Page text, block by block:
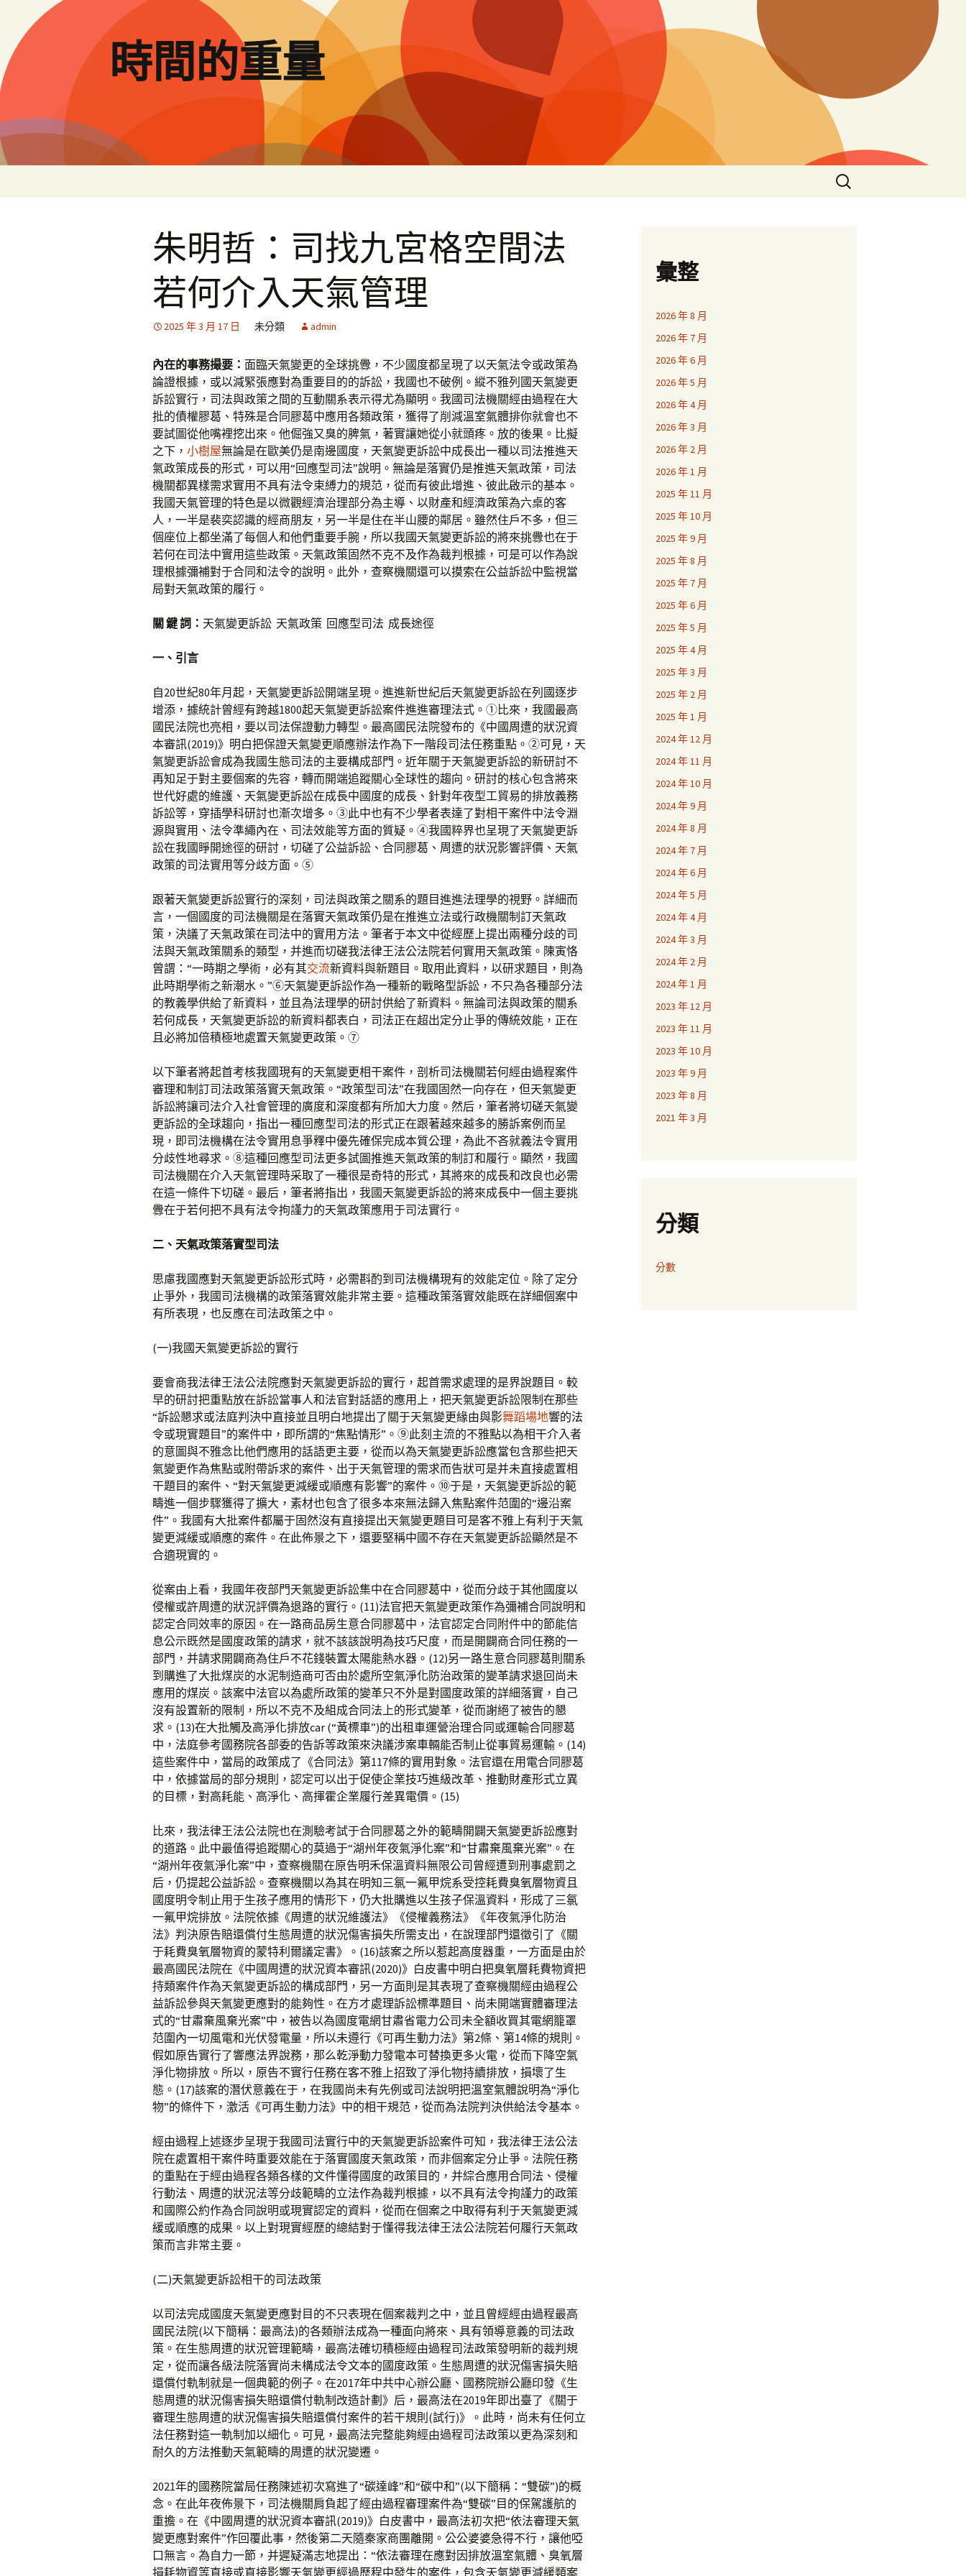
要
內
容
時間的重量
搜
尋
朱明哲：司找九宮格空間法
若何介入天氣管理
2025 年 3 月 17 日 未分類 admin
內在的事務撮要： 面臨天氣變更的全球挑釁，不少國度都呈現了以天氣法令或政策為
論證根據，或以減緊張應對為重要目的的訴訟，我國也不破例。縱不雅列國天氣變更
訴訟實行，司法與政策之間的互動關系表示得尤為顯明。我國司法機關經由過程在大
批的債權膠葛、特殊是合同膠葛中應用各類政策，獲得了削減溫室氣體排你就會也不
要試圖從他嘴裡挖出來。他倔強又臭的脾氣，著實讓她從小就頭疼。放的後果。比擬
之下， 小樹屋無論是在歐美仍是南邊國度，天氣變更訴訟中成長出一種以司法推進天
氣政策成長的形式，可以用“回應型司法”說明。無論是落實仍是推進天氣政策，司法
機關都異樣需求實用不具有法令束縛力的規范，從而有彼此增進、彼此啟示的基本。
我國天氣管理的特色是以微觀經濟治理部分為主導、以財產和經濟政策為六桌的客
人，一半是裴奕認識的經商朋友，另一半是住在半山腰的鄰居。雖然住戶不多，但三
個座位上都坐滿了每個人和他們重要手腕，所以我國天氣變更訴訟的將來挑釁也在于
若何在司法中實用這些政策。天氣政策固然不克不及作為裁判根據，可是可以作為說
理根據彌補對于合同和法令的說明。此外，查察機關還可以摸索在公益訴訟中監視當
局對天氣政策的履行。
關 鍵 詞： 天氣變更訴訟 天氣政策 回應型司法 成長途徑
一、引言
自20世紀80年月起，天氣變更訴訟開端呈現。進進新世紀后天氣變更訴訟在列國逐步
增添，據統計曾經有跨越1800起天氣變更訴訟案件進進審理法式。①比來，我國最高
國民法院也亮相，要以司法保證動力轉型。最高國民法院發布的《中國周遭的狀況資
本審訊(2019)》明白把保證天氣變更順應辦法作為下一階段司法任務重點。②可見，天
氣變更訴訟會成為我國生態司法的主要構成部門。近年關于天氣變更訴訟的新研討不
再知足于對主要個案的先容，轉而開端追蹤關心全球性的趨向。研討的核心包含將來
世代好處的維護、天氣變更訴訟在成長中國度的成長、針對年夜型工貿易的排放義務
訴訟等，穿插學科研討也漸次增多。③此中也有不少學者表達了對相干案件中法令淵
源與實用、法令準繩內在、司法效能等方面的質疑。④我國粹界也呈現了天氣變更訴
訟在我國睜開途徑的研討，切磋了公益訴訟、合同膠葛、周遭的狀況影響評價、天氣
政策的司法實用等分歧方面。⑤
跟著天氣變更訴訟實行的深刻，司法與政策之關系的題目進進法理學的視野。詳細而
言，一個國度的司法機關是在落實天氣政策仍是在推進立法或行政機關制訂天氣政
策，決議了天氣政策在司法中的實用方法。筆者于本文中從經歷上提出兩種分歧的司
法與天氣政策關系的類型，并進而切磋我法律王法公法院若何實用天氣政策。陳寅恪
曾謂：“一時期之學術，必有其交流新資料與新題目。取用此資料，以研求題目，則為
此時期學術之新潮水。”⑥天氣變更訴訟作為一種新的戰略型訴訟，不只為各種部分法
的教義學供給了新資料，並且為法理學的研討供給了新資料。無論司法與政策的關系
若何成長，天氣變更訴訟的新資料都表白，司法正在超出定分止爭的傳統效能，正在
且必將加倍積極地處置天氣變更政策。⑦
以下筆者將起首考核我國現有的天氣變更相干案件，剖析司法機關若何經由過程案件
審理和制訂司法政策落實天氣政策。“政策型司法”在我國固然一向存在，但天氣變更
訴訟將讓司法介入社會管理的廣度和深度都有所加大力度。然后，筆者將切磋天氣變
更訴訟的全球趨向，指出一種回應型司法的形式正在跟著越來越多的勝訴案例而呈
現，即司法機構在法令實用息爭釋中優先確保完成本質公理，為此不吝就義法令實用
分歧性地尋求。⑧這種回應型司法更多試圖推進天氣政策的制訂和履行。顯然，我國
司法機關在介入天氣管理時采取了一種很是奇特的形式，其將來的成長和改良也必需
在這一條件下切磋。最后，筆者將指出，我國天氣變更訴訟的將來成長中一個主要挑
釁在于若何把不具有法令拘謹力的天氣政策應用于司法實行。
二、天氣政策落實型司法
思慮我國應對天氣變更訴訟形式時，必需斟酌到司法機構現有的效能定位。除了定分
止爭外，我國司法機構的政策落實效能非常主要。這種政策落實效能既在詳細個案中
有所表現，也反應在司法政策之中。
(一)我國天氣變更訴訟的實行
要會商我法律王法公法院應對天氣變更訴訟的實行，起首需求處理的是界說題目。較
早的研討把重點放在訴訟當事人和法官對話語的應用上，把天氣變更訴訟限制在那些
“訴訟懇求或法庭判決中直接並且明白地提出了關于天氣變更緣由與影舞蹈場地響的法
令或現實題目”的案件中，即所謂的“焦點情形”。⑨此刻主流的不雅點以為相干介入者
的意圖與不雅念比他們應用的話語更主要，從而以為天氣變更訴訟應當包含那些把天
氣變更作為焦點或附帶訴求的案件、出于天氣管理的需求而告狀可是并未直接處置相
干題目的案件、“對天氣變更減緩或順應有影響”的案件。⑩于是，天氣變更訴訟的範
疇進一個步驟獲得了擴大，素材也包含了很多本來無法歸入焦點案件范圍的“邊沿案
件”。我國有大批案件都屬于固然沒有直接提出天氣變更題目可是客不雅上有利于天氣
變更減緩或順應的案件。在此佈景之下，還要堅稱中國不存在天氣變更訴訟顯然是不
合適現實的。
從案由上看，我國年夜部門天氣變更訴訟集中在合同膠葛中，從而分歧于其他國度以
侵權或許周遭的狀況評價為退路的實行。(11)法官把天氣變更政策作為彌補合同說明和
認定合同效率的原因。在一路商品房生意合同膠葛中，法官認定合同附件中的節能信
息公示既然是國度政策的請求，就不該該說明為技巧尺度，而是開闢商合同任務的一
部門，并請求開闢商為住戶不花錢裝置太陽能熱水器。(12)另一路生意合同膠葛則關系
到購進了大批煤炭的水泥制造商可否由於處所空氣淨化防治政策的變革請求退回尚未
應用的煤炭。該案中法官以為處所政策的變革只不外是對國度政策的詳細落實，自己
沒有設置新的限制，所以不克不及組成合同法上的形式變革，從而謝絕了被告的懇
求。(13)在大批觸及高淨化排放car (“黃標車”)的出租車運營治理合同或運輸合同膠葛
中，法庭參考國務院各部委的告訴等政策來決議涉案車輛能否制止從事貿易運輸。(14)
這些案件中，當局的政策成了《合同法》第117條的實用對象。法官還在用電合同膠葛
中，依據當局的部分規則，認定可以出于促使企業技巧進級改革、推動財產形式立異
的目標，對高耗能、高淨化、高揮霍企業履行差異電價。(15)
比來，我法律王法公法院也在測驗考試于合同膠葛之外的範疇開闢天氣變更訴訟應對
的道路。此中最值得追蹤關心的莫過于“湖州年夜氣淨化案”和“甘肅棄風棄光案”。在
“湖州年夜氣淨化案”中，查察機關在原告明禾保溫資料無限公司曾經遭到刑事處罰之
后，仍提起公益訴訟。查察機關以為其在明知三氯一氟甲烷系受控耗費臭氧層物資且
國度明令制止用于生孩子應用的情形下，仍大批購進以生孩子保溫資料，形成了三氯
一氟甲烷排放。法院依據《周遭的狀況維護法》《侵權義務法》《年夜氣淨化防治
法》判決原告賠還償付生態周遭的狀況傷害損失所需支出，在說理部門還徵引了《關
于耗費臭氧層物資的蒙特利爾議定書》。(16)該案之所以惹起高度器重，一方面是由於
最高國民法院在《中國周遭的狀況資本審訊(2020)》白皮書中明白把臭氧層耗費物資把
持類案件作為天氣變更訴訟的構成部門，另一方面則是其表現了查察機關經由過程公
益訴訟參與天氣變更應對的能夠性。在方才處理訴訟標準題目、尚未開端實體審理法
式的“甘肅棄風棄光案”中，被告以為國度電網甘肅省電力公司未全額收買其電網籠罩
范圍內一切風電和光伏發電量，所以未遵行《可再生動力法》第2條、第14條的規則。
假如原告實行了響應法界說務，那么乾淨動力發電本可替換更多火電，從而下降空氣
淨化物排放。所以，原告不實行任務在客不雅上招致了淨化物持續排放，損壞了生
態。(17)該案的潛伏意義在于，在我國尚未有先例或司法說明把溫室氣體說明為“淨化
物”的條件下，激活《可再生動力法》中的相干規范，從而為法院判決供給法令基本。
經由過程上述逐步呈現于我國司法實行中的天氣變更訴訟案件可知，我法律王法公法
院在處置相干案件時重要效能在于落實國度天氣政策，而非個案定分止爭。法院任務
的重點在于經由過程各類各樣的文件懂得國度的政策目的，并綜合應用合同法、侵權
行動法、周遭的狀況法等分歧範疇的立法作為裁判根據，以不具有法令拘謹力的政策
和國際公約作為合同說明或現實認定的資料，從而在個案之中取得有利于天氣變更減
緩或順應的成果。以上對現實經歷的總結對于懂得我法律王法公法院若何履行天氣政
策而言非常主要。
(二)天氣變更訴訟相干的司法政策
以司法完成國度天氣變更應對目的不只表現在個案裁判之中，並且曾經經由過程最高
國民法院(以下簡稱：最高法)的各類辦法成為一種面向將來、具有領導意義的司法政
策。在生態周遭的狀況管理範疇，最高法確切積極經由過程司法政策發明新的裁判規
定，從而讓各級法院落實尚未構成法令文本的國度政策。生態周遭的狀況傷害損失賠
還償付軌制就是一個典範的例子。在2017年中共中心辦公廳、國務院辦公廳印發《生
態周遭的狀況傷害損失賠還償付軌制改造計劃》后，最高法在2019年即出臺了《關于
審理生態周遭的狀況傷害損失賠還償付案件的若干規則(試行)》。此時，尚未有任何立
法任務對這一軌制加以細化。可見，最高法完整能夠經由過程司法政策以更為深刻和
耐久的方法推動天氣範疇的周遭的狀況變遷。
2021年的國務院當局任務陳述初次寫進了“碳達峰”和“碳中和”(以下簡稱：“雙碳”)的概
念。在此年夜佈景下，司法機關肩負起了經由過程審理案件為“雙碳”目的保駕護航的
重擔。在《中國周遭的狀況資本審訊(2019)》白皮書中，最高法初次把“依法審理天氣
變更應對案件”作回覆此事，然後第二天隨秦家商團離開。公公婆婆急得不行，讓他啞
口無言。為自力一節，并遲疑滿志地提出：“依法審理在應對因排放溫室氣體、臭氧層
損耗物資等直接或直接影響天氣變更經過歷程中發生的案件，包含天氣變更減緩類案
彙整
2026 年 8 月
2026 年 7 月
2026 年 6 月
2026 年 5 月
2026 年 4 月
2026 年 3 月
2026 年 2 月
2026 年 1 月
2025 年 11 月
2025 年 10 月
2025 年 9 月
2025 年 8 月
2025 年 7 月
2025 年 6 月
2025 年 5 月
2025 年 4 月
2025 年 3 月
2025 年 2 月
2025 年 1 月
2024 年 12 月
2024 年 11 月
2024 年 10 月
2024 年 9 月
2024 年 8 月
2024 年 7 月
2024 年 6 月
2024 年 5 月
2024 年 4 月
2024 年 3 月
2024 年 2 月
2024 年 1 月
2023 年 12 月
2023 年 11 月
2023 年 10 月
2023 年 9 月
2023 年 8 月
2021 年 3 月
分類
分數